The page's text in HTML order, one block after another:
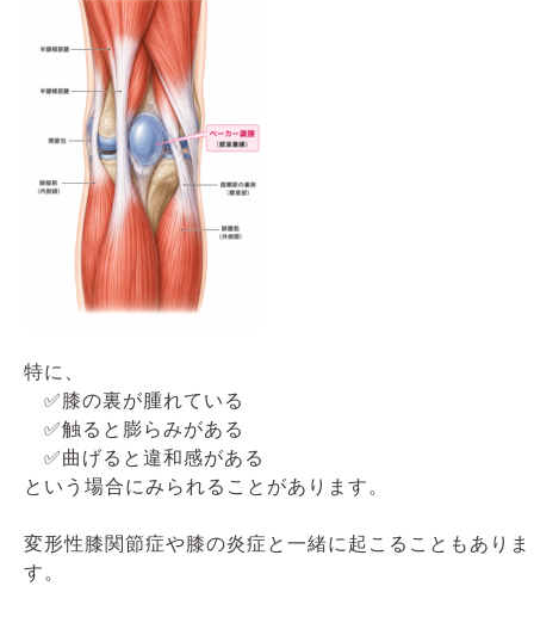
特に、
✅膝の裏が腫れている
✅触ると膨らみがある
✅曲げると違和感がある
という場合にみられることがあります。
変形性膝関節症や膝の炎症と一緒に起こることもありま
す。